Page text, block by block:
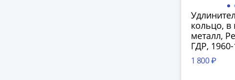
кольцо, в
металл,
ГДР, 1960-
1 800 ₽